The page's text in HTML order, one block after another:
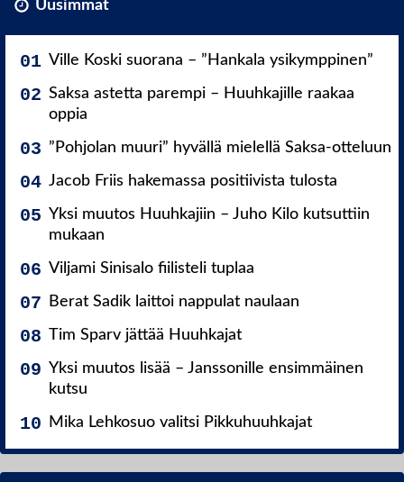
Uusimmat
Ville Koski suorana – ”Hankala ysikymppinen”
Saksa astetta parempi – Huuhkajille raakaa
oppia
”Pohjolan muuri” hyvällä mielellä Saksa-otteluun
Jacob Friis hakemassa positiivista tulosta
Yksi muutos Huuhkajiin – Juho Kilo kutsuttiin
mukaan
Viljami Sinisalo fiilisteli tuplaa
Berat Sadik laittoi nappulat naulaan
Tim Sparv jättää Huuhkajat
Yksi muutos lisää – Janssonille ensimmäinen
kutsu
Mika Lehkosuo valitsi Pikkuhuuhkajat